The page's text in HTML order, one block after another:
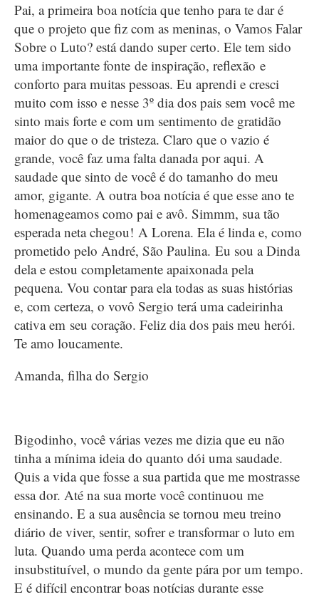
Pai, a primeira boa notícia que tenho para te dar é
que o projeto que fiz com as meninas, o Vamos Falar
Sobre o Luto? está dando super certo. Ele tem sido
uma importante fonte de inspiração, reflexão e
conforto para muitas pessoas. Eu aprendi e cresci
muito com isso e nesse 3º dia dos pais sem você me
sinto mais forte e com um sentimento de gratidão
maior do que o de tristeza. Claro que o vazio é
grande, você faz uma falta danada por aqui. A
saudade que sinto de você é do tamanho do meu
amor, gigante. A outra boa notícia é que esse ano te
homenageamos como pai e avô. Simmm, sua tão
esperada neta chegou! A Lorena. Ela é linda e, como
prometido pelo André, São Paulina. Eu sou a Dinda
dela e estou completamente apaixonada pela
pequena. Vou contar para ela todas as suas histórias
e, com certeza, o vovô Sergio terá uma cadeirinha
cativa em seu coração. Feliz dia dos pais meu herói.
Te amo loucamente.
Amanda, filha do Sergio
Bigodinho, você várias vezes me dizia que eu não
tinha a mínima ideia do quanto dói uma saudade.
Quis a vida que fosse a sua partida que me mostrasse
essa dor. Até na sua morte você continuou me
ensinando. E a sua ausência se tornou meu treino
diário de viver, sentir, sofrer e transformar o luto em
luta. Quando uma perda acontece com um
insubstituível, o mundo da gente pára por um tempo.
E é difícil encontrar boas notícias durante esse